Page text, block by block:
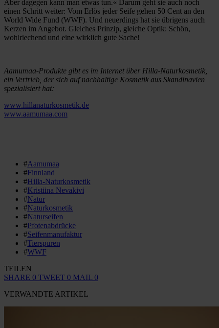
Aber dagegen kann man etwas tun.« Darum geht sie auch noch
einen Schritt weiter: Vom Erlös jeder Seife gehen 50 Cent an den
World Wide Fund (WWF). Und neuerdings hat sie übrigens auch
Kerzen im Angebot. Gleiches Prinzip, gleiche Optik: Schön,
wohlriechend und eine wirklich gute Sache!
Aamumaa-Produkte gibt es im Internet über Hilla-Naturkosmetik,
ein Vertrieb, der sich auf nachhaltige Kosmetik aus Skandinavien
spezialisiert hat:
www.hillanaturkosmetik.de
www.aamumaa.com
#Aamumaa
#Finnland
#Hilla-Naturkosmetik
#Kristiina Nevakivi
#Natur
#Naturkosmetik
#Naturseifen
#Pfotenabdrücke
#Seifenmanufaktur
#Tierspuren
#WWF
TEILEN
SHARE 0 TWEET 0 MAIL 0
VERWANDTE ARTIKEL